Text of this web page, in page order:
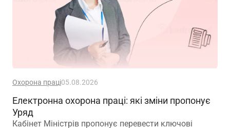
Охорона праці05.08.2026
Електронна охорона праці: які зміни пропонує
Уряд
Кабінет Міністрів пропонує перевести ключові